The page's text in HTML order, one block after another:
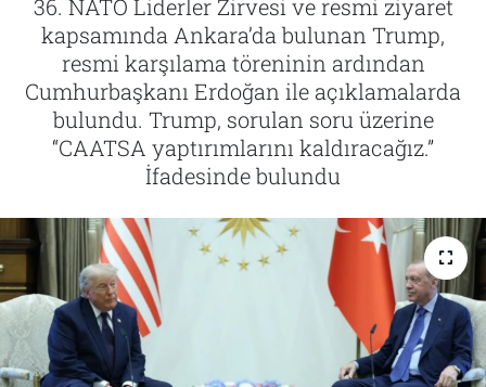
36. NATO Liderler Zirvesi ve resmi ziyaret
kapsamında Ankara’da bulunan Trump,
resmi karşılama töreninin ardından
Cumhurbaşkanı Erdoğan ile açıklamalarda
bulundu. Trump, sorulan soru üzerine
“CAATSA yaptırımlarını kaldıracağız.”
İfadesinde bulundu
Tarih
İletişim
Künye